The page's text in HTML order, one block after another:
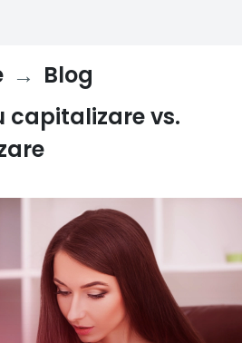
Blog
capitalizare vs.